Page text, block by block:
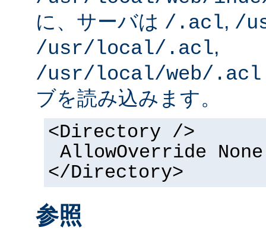
に、サーバは /.acl, /
/usr/local/.acl,
/usr/local/web/.acl
ブを読み込みます。
<Directory />
AllowOverride None
</Directory>
参照